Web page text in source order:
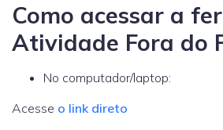
Como acessar a
Atividade Fora do
No computador/laptop:
Acesse o link direto